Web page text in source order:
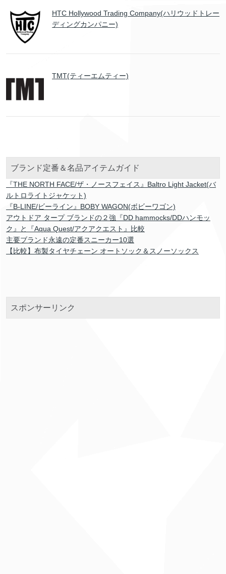
HTC Hollywood Trading Company(ハリウッドトレー
ディングカンパニー)
TMT(ティーエムティー)
ブランド定番＆名品アイテムガイド
『THE NORTH FACE/ザ・ノースフェイス』Baltro Light Jacket(バ
ルトロライトジャケット)
『B-LINE/ビーライン』BOBY WAGON(ボビーワゴン)
アウトドア タープ ブランドの２強『DD hammocks/DDハンモッ
ク』と『Aqua Quest/アクアクエスト』比較
主要ブランド永遠の定番スニーカー10選
【比較】布製タイヤチェーン オートソック＆スノーソックス
スポンサーリンク